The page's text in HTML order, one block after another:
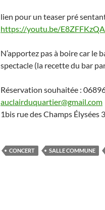
lien pour un teaser pré
https://youtu.be/
N’apportez pas à boire car le
spectacle (la recette du bar
Réservation souhaitée :
auclairduquartier@gmail.com
1bis rue des Champs Élysées
CONCERT SALLE COMMUNE